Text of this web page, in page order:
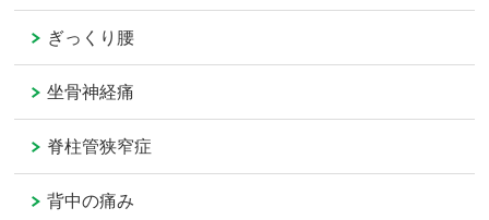
ぎっくり腰
坐骨神経痛
脊柱管狭窄症
背中の痛み